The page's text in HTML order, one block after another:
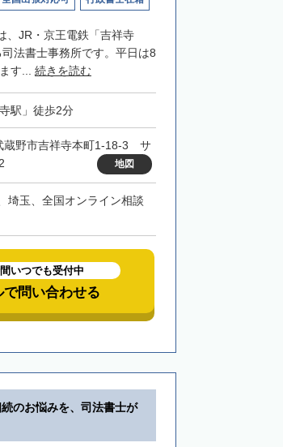
、JR・京王電鉄「吉祥寺
法書士事務所です。平日は8
す... 続きを読む
駅」徒歩2分
蔵野市吉祥寺本町1-18-3 サ
地図
埼玉、全国オンライン相談
いつでも受付中
で問い合わせる
のお悩みを、司法書士が